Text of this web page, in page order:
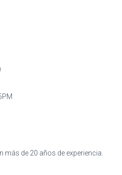
de 20 años de experiencia.